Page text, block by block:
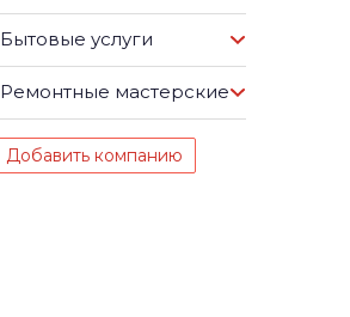
Бытовые услуги
Ремонтные мастерские
Добавить компанию